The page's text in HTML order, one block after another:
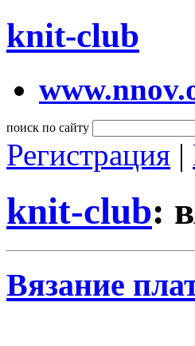
knit-club
поиск по сайту
Регистрация |
knit-club:
Вязание